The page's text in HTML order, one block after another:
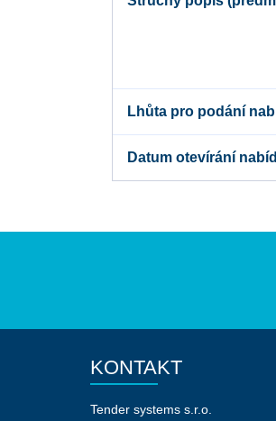
Lhůta pro podání
Datum otevírání
KONTAKT
Tender systems s.r.o.